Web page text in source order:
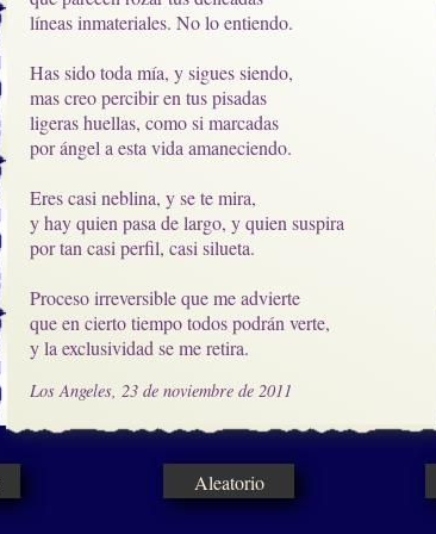
líneas inmateriales. No lo entiendo.
Has sido toda mía, y sigues siendo,
mas creo percibir en tus pisadas
ligeras huellas, como si marcadas
por ángel a esta vida amaneciendo.
Eres casi neblina, y se te mira,
y hay quien pasa de largo, y quien suspira
por tan casi perfil, casi silueta.
Proceso irreversible que me advierte
que en cierto tiempo todos podrán verte,
y la exclusividad se me retira.
Los Angeles, 23 de noviembre de 2011
Aleatorio